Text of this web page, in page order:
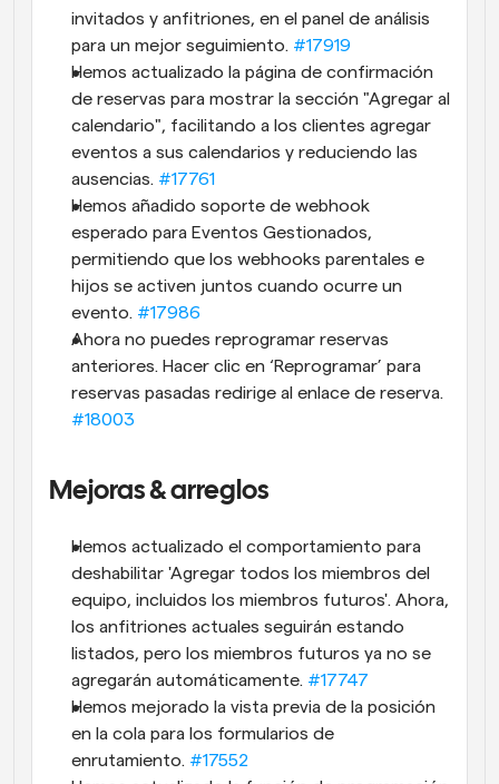
invitados y anfitriones, en el panel de análisis
para un mejor seguimiento. #17919
Hemos actualizado la página de confirmación
de reservas para mostrar la sección "Agregar al
calendario", facilitando a los clientes agregar
eventos a sus calendarios y reduciendo las
ausencias. #17761
Hemos añadido soporte de webhook
esperado para Eventos Gestionados,
permitiendo que los webhooks parentales e
hijos se activen juntos cuando ocurre un
evento. #17986
Ahora no puedes reprogramar reservas
anteriores. Hacer clic en ‘Reprogramar’ para
#18003
Mejoras & arreglos
Hemos actualizado el comportamiento para
deshabilitar 'Agregar todos los miembros del
equipo, incluidos los miembros futuros'. Ahora,
los anfitriones actuales seguirán estando
listados, pero los miembros futuros ya no se
agregarán automáticamente. #17747
Hemos mejorado la vista previa de la posición
en la cola para los formularios de
enrutamiento. #17552